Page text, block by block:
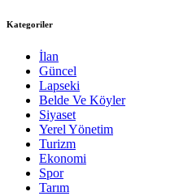
Kategoriler
İlan
Güncel
Lapseki
Belde Ve Köyler
Siyaset
Yerel Yönetim
Turizm
Ekonomi
Spor
Tarım